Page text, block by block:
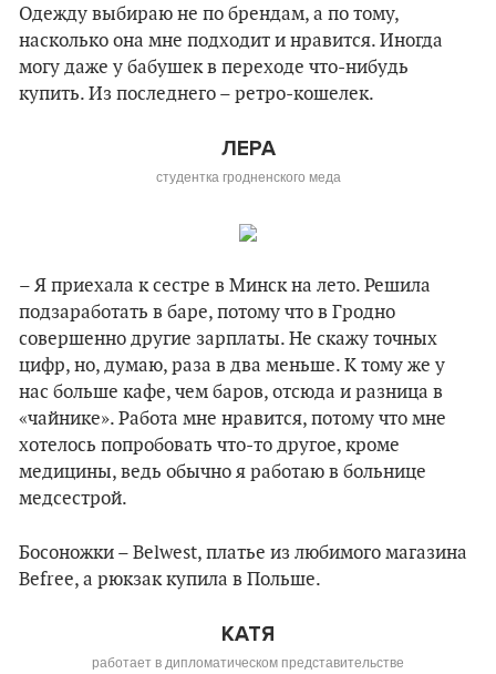
Одежду выбираю не по брендам, а по тому,
насколько она мне подходит и нравится. Иногда
могу даже у бабушек в переходе что-нибудь
купить. Из последнего – ретро-кошелек.
ЛЕРА
студентка гродненского меда
– Я приехала к сестре в Минск на лето. Решила
подзаработать в баре, потому что в Гродно
совершенно другие зарплаты. Не скажу точных
цифр, но, думаю, раза в два меньше. К тому же у
нас больше кафе, чем баров, отсюда и разница в
«чайнике». Работа мне нравится, потому что мне
хотелось попробовать что-то другое, кроме
медицины, ведь обычно я работаю в больнице
медсестрой.
Босоножки – Belwest, платье из любимого магазина
Befree, а рюкзак купила в Польше.
КАТЯ
работает в дипломатическом представительстве